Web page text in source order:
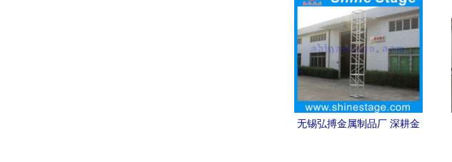
值
无锡弘搏金属制品厂 深耕金